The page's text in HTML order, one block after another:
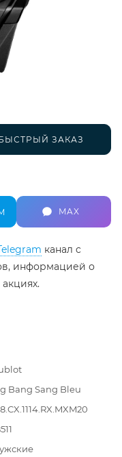
ЗАКАЗ
MAX
канал c
информацией о
Bang Sang Bleu